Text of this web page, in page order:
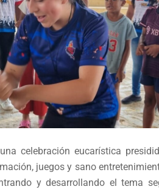
celebración eucarística
juegos y sano
y desarrollando el tema